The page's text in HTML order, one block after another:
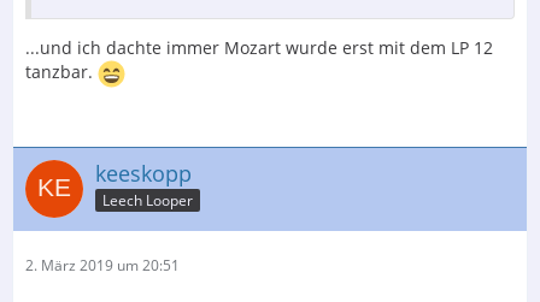
...und ich dachte immer Mozart wurde erst mit dem LP 12
tanzbar.
keeskopp
Leech Looper
2. März 2019 um 20:51